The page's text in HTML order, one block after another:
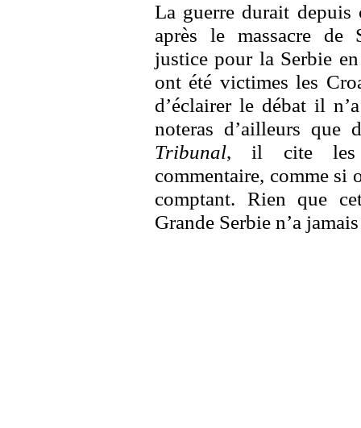
La guerre durait
après le massacre de
justice pour la Serbie
ont été victimes les
d’éclairer le débat il
noteras d’ailleurs que
Tribunal, il cite les
commentaire, comme si
comptant. Rien que
Grande Serbie n’a